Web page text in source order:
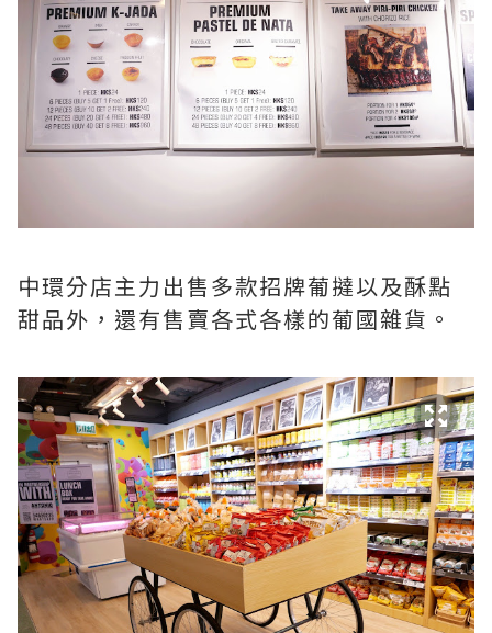
中環分店主力出售多款招牌葡撻以及酥點
甜品外，還有售賣各式各樣的葡國雜貨。